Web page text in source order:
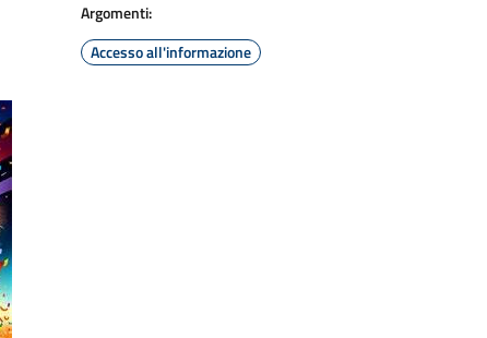
Argomenti:
Accesso all'informazione